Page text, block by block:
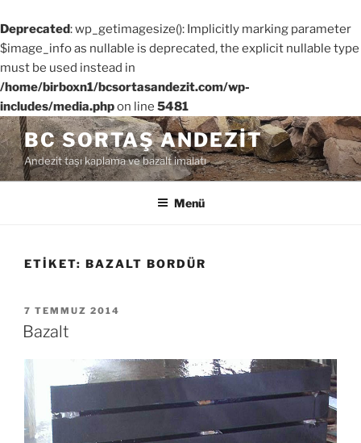
Deprecated: wp_getimagesize(): Implicitly marking parameter
$image_info as nullable is deprecated, the explicit nullable type
must be used instead in
/home/birboxn1/bcsortasandezit.com/wp-
includes/media.phpon line 5481
İçeriğe
geç BC SORTAŞ ANDEZIT
Andezit taşı kaplama ve bazalt imalatı
Menü
ETIKET: BAZALT BORDÜR
YAYIM
TARIHI
7 TEMMUZ 2014
Bazalt